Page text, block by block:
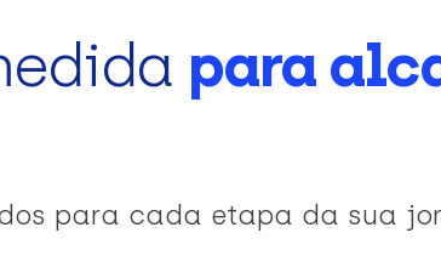
para
para cada etapa da sua